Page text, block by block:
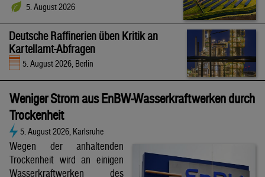
5. August 2026
Deutsche Raffinerien üben Kritik an
Kartellamt-Abfragen
5. August 2026, Berlin
Weniger Strom aus EnBW-Wasserkraftwerken durch
Trockenheit
5. August 2026, Karlsruhe
Wegen der anhaltenden
Trockenheit wird an einigen
Wasserkraftwerken des